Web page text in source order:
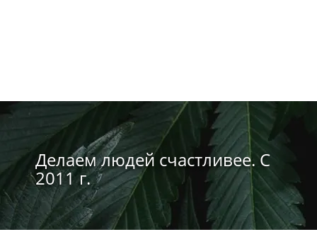
Делаем людей счастливее. С
2011 г.